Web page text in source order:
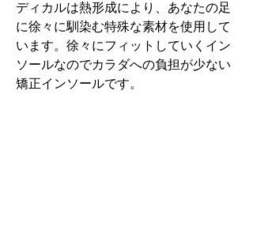
ディカルは熱形成により、あなたの足
に徐々に馴染む特殊な素材を使用して
います。徐々にフィットしていくイン
ソールなのでカラダへの負担が少ない
矯正インソールです。